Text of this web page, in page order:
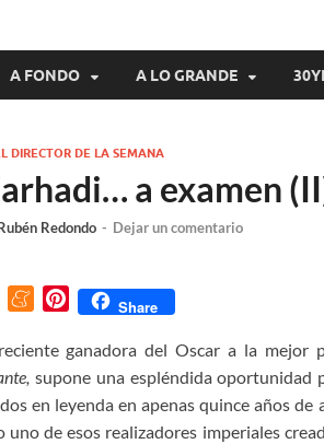
A FONDO A LO GRANDE
DIRECTOR DE LA SEMANA
a examen
Redondo - Dejar un comentario
p
y
L
i
M
n
e
a
m
P
n
t
e
r
Share
ganadora del Oscar a la mejor
supone una espléndida oportunidad
en leyenda en apenas quince años
uno de esos realizadores imperiales